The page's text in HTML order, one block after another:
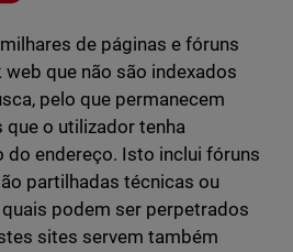
de páginas e fóruns
que não são indexados
pelo que permanecem
o utilizador tenha
do endereço. Isto inclui fóruns
partilhadas técnicas ou
podem ser perpetrados
sites servem também